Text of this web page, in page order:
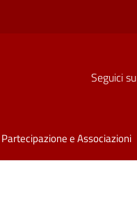
Seguici su
Partecipazione e Associazioni